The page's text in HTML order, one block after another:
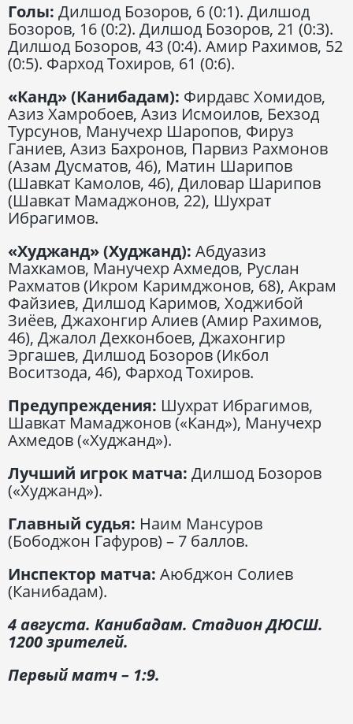
Голы: Дилшод Бозоров, 6 (0:1). Дилшод
Бозоров, 16 (0:2). Дилшод Бозоров, 21 (0:3).
Дилшод Бозоров, 43 (0:4). Амир Рахимов, 52
(0:5). Фарход Тохиров, 61 (0:6).
«Канд» (Канибадам): Фирдавс Хомидов,
Азиз Хамробоев, Азиз Исмоилов, Бехзод
Турсунов, Манучехр Шаропов, Фируз
Ганиев, Азиз Бахронов, Парвиз Рахмонов
(Азам Дусматов, 46), Матин Шарипов
(Шавкат Камолов, 46), Диловар Шарипов
(Шавкат Мамаджонов, 22), Шухрат
Ибрагимов.
«Худжанд» (Худжанд): Абдуазиз
Махкамов, Манучехр Ахмедов, Руслан
Рахматов (Икром Каримджонов, 68), Акрам
Файзиев, Дилшод Каримов, Ходжибой
Зиёев, Джахонгир Алиев (Амир Рахимов,
46), Джалол Дехконбоев, Джахонгир
Эргашев, Дилшод Бозоров (Икбол
Воситзода, 46), Фарход Тохиров.
Предупреждения: Шухрат Ибрагимов,
Шавкат Мамаджонов («Канд»), Манучехр
Ахмедов («Худжанд»).
Лучший игрок матча: Дилшод Бозоров
(«Худжанд»).
Главный судья: Наим Мансуров
(Бободжон Гафуров) – 7 баллов.
Инспектор матча: Аюбджон Солиев
(Канибадам).
4 августа. Канибадам. Стадион ДЮСШ.
1200 зрителей.
Первый матч – 1:9.